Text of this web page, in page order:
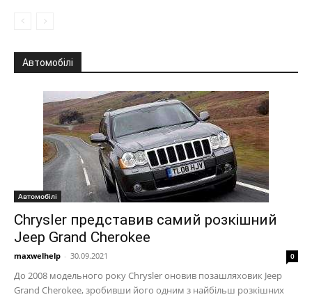
Автомобілі
Автомобілі
Chrysler представив самий розкішний
Jeep Grand Cherokee
maxwelhelp - 30.09.2021 0
До 2008 модельного року Chrysler оновив позашляховик Jeep
Grand Cherokee, зробивши його одним з найбільш розкішних